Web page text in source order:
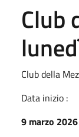
Club
Club della
Data inizio :
9 marzo 2026